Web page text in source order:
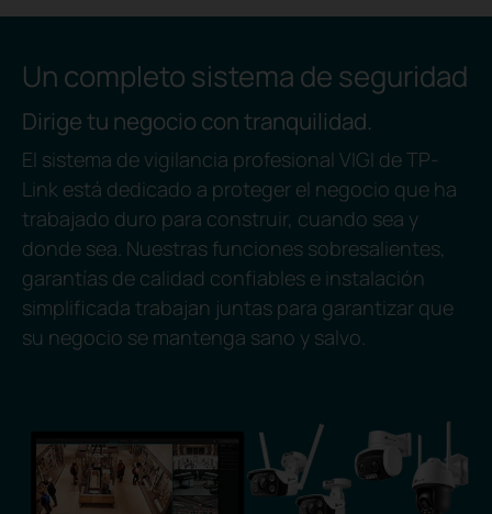
Un completo sistema de seguridad
Dirige tu negocio con tranquilidad.
El sistema de vigilancia profesional VIGI de TP-
Link está dedicado a proteger el negocio que ha
trabajado duro para construir, cuando sea y
donde sea. Nuestras funciones sobresalientes,
garantías de calidad confiables e instalación
simplificada trabajan juntas para garantizar que
su negocio se mantenga sano y salvo.